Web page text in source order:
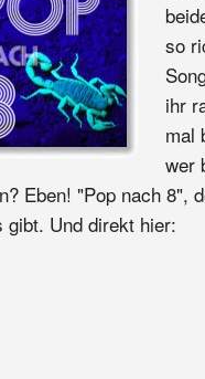
so
ihr
mal
wer
Eben! "Pop nach 8",
gibt. Und direkt hier: